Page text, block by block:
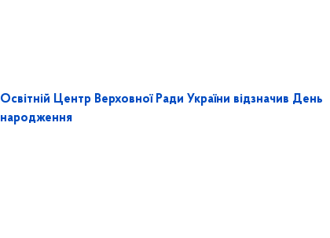
Освітній Центр Верховної Ради України відзначив День
народження